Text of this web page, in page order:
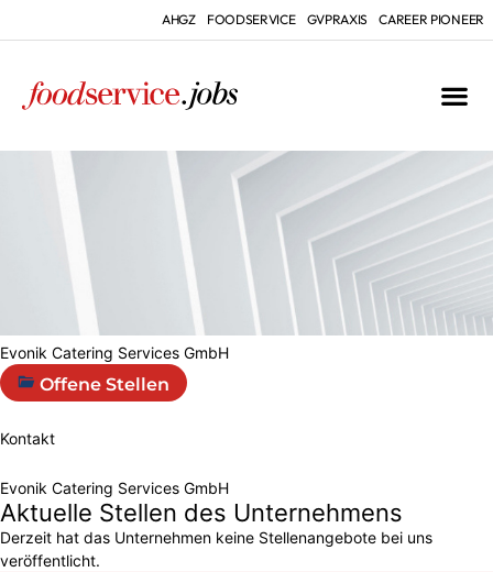
AHGZ FOODSERVICE GVPRAXIS CAREER PIONEER
Evonik Catering Services GmbH
Offene Stellen
Kontakt
Evonik Catering Services GmbH
Aktuelle Stellen des Unternehmens
Derzeit hat das Unternehmen keine Stellenangebote bei uns
veröffentlicht.